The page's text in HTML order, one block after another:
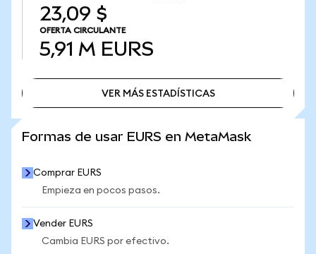
23,09 $
OFERTA CIRCULANTE
5,91 M EURS
VER MÁS ESTADÍSTICAS
Formas de usar EURS en MetaMask
Comprar EURS
Empieza en pocos pasos.
Vender EURS
Cambia EURS por efectivo.